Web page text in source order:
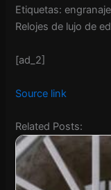
Etiquetas:
Relojes de lujo de
[ad_2]
Source link
Related Posts: